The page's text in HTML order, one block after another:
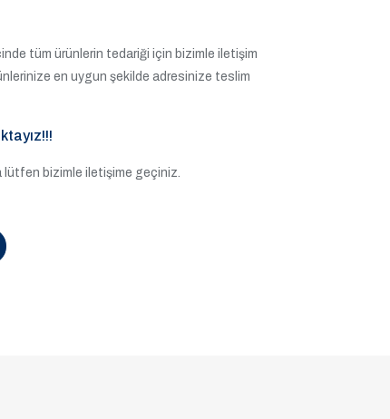
tüm ürünlerin tedariği için bizimle iletişim
en uygun şekilde adresinize teslim
lütfen bizimle iletişime geçiniz.